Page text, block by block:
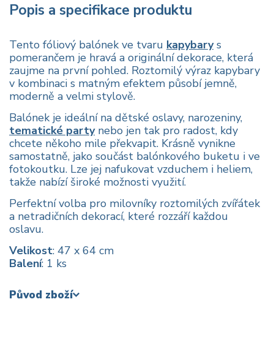
Popis a specifikace produktu
Tento fóliový balónek ve tvaru kapybarys
pomerančem je hravá a originální dekorace, která
zaujme na první pohled. Roztomilý výraz kapybary
v kombinaci s matným efektem působí jemně,
moderně a velmi stylově.
Balónek je ideální na dětské oslavy, narozeniny,
tematické partynebo jen tak pro radost, kdy
chcete někoho mile překvapit. Krásně vynikne
samostatně, jako součást balónkového buketu i ve
fotokoutku. Lze jej nafukovat vzduchem i heliem,
takže nabízí široké možnosti využití.
Perfektní volba pro milovníky roztomilých zvířátek
a netradičních dekorací, které rozzáří každou
oslavu.
Velikost: 47 x 64 cm
Balení: 1 ks
Původ zboží